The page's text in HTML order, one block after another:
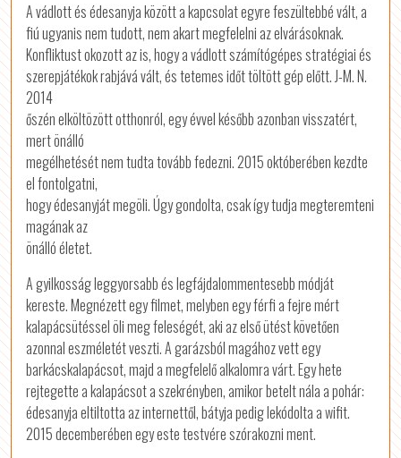
A vádlott és édesanyja között a kapcsolat egyre feszültebbé vált, a
fiú ugyanis nem tudott, nem akart megfelelni az elvárásoknak.
Konfliktust okozott az is, hogy a vádlott számítógépes stratégiai és
szerepjátékok rabjává vált, és tetemes időt töltött gép előtt. J-M. N.
2014
őszén elköltözött otthonról, egy évvel később azonban visszatért,
mert önálló
megélhetését nem tudta tovább fedezni. 2015 októberében kezdte
el fontolgatni,
hogy édesanyját megöli. Úgy gondolta, csak így tudja megteremteni
magának az
önálló életet.
A gyilkosság leggyorsabb és legfájdalommentesebb módját
kereste. Megnézett egy filmet, melyben egy férfi a fejre mért
kalapácsütéssel öli meg feleségét, aki az első ütést követően
azonnal eszméletét veszti. A garázsból magához vett egy
barkácskalapácsot, majd a megfelelő alkalomra várt. Egy hete
rejtegette a kalapácsot a szekrényben, amikor betelt nála a pohár:
édesanyja eltiltotta az internettől, bátyja pedig lekódolta a wifit.
2015 decemberében egy este testvére szórakozni ment.